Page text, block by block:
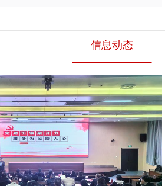
信息动态